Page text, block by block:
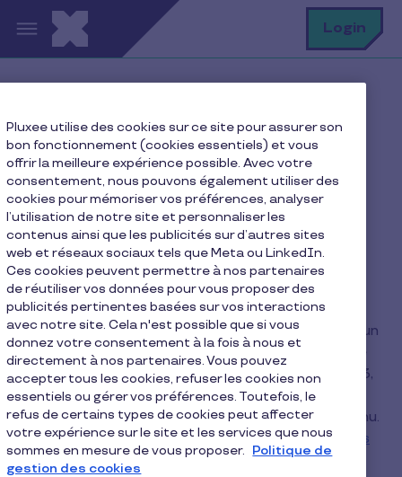
Aller au contenu principal Login
Quel est le montant maximum des chèques repas ?
Quel est le montant
maximum des chèques
repas ?
Au Luxembourg, le montant maximal déductible d’un
chèque-repas est fixé à 15 € . Cette limite résulte
du règlement grand-ducal du 25 septembre 2023,
qui modifie les règles d’exécution de l’article 115,
numéro 21, de la loi concernant l’impôt sur le revenu.
Pour plus de détails, consultez lalégislation sur les
chèques-repas au Luxembourg.
Pluxee utilise des cookies sur ce site pour assurer son
bon fonctionnement (cookies essentiels) et vous
offrir la meilleure expérience possible. Avec votre
consentement, nous pouvons également utiliser des
cookies pour mémoriser vos préférences, analyser
l’utilisation de notre site et personnaliser les
contenus ainsi que les publicités sur d’autres sites
web et réseaux sociaux tels que Meta ou LinkedIn.
Ces cookies peuvent permettre à nos partenaires
de réutiliser vos données pour vous proposer des
publicités pertinentes basées sur vos interactions
avec notre site. Cela n'est possible que si vous
donnez votre consentement à la fois à nous et
directement à nos partenaires. Vous pouvez
accepter tous les cookies, refuser les cookies non
essentiels ou gérer vos préférences. Toutefois, le
refus de certains types de cookies peut affecter
votre expérience sur le site et les services que nous
sommes en mesure de vous proposer. Politique de
gestion des cookies